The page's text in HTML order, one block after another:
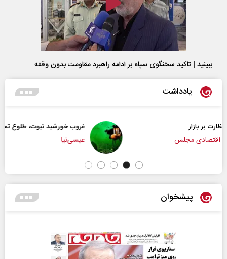
ببینید | تاکید سخنگوی سپاه بر ادامه راهبرد مقاومت بدون وقفه
یادداشت
غروب خورشید نبوت، طلوع تمدن امت
پیشخوان